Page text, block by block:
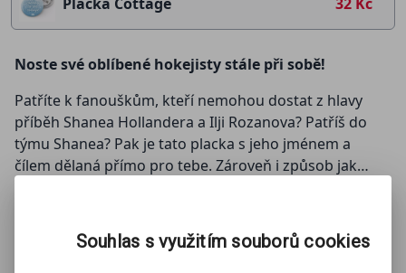
Noste své oblíbené hokejisty stále při sobě!
Patříte k fanouškům, kteří nemohou dostat z hlavy
příběh Shanea Hollandera a Ilji Rozanova? Patříš do
týmu Shanea? Pak je tato placka s jeho jménem a
čílem dělaná přímo pro tebe. Zároveň i způsob jak
Ať už si ji připnete na batoh, džínovou bundu nebo na
naši novou plátěnou tašku Game Changers, tento malý
Souhlas s využitím souborů cookies